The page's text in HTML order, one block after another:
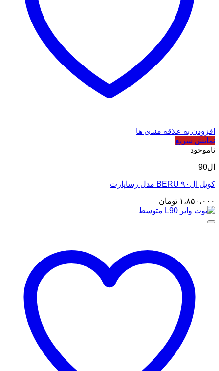
افزودن به علاقه مندی ها
نمایش سریع
ناموجود
ال90
کویل ال۹۰ BERU مدل رساپارت
۱،۸۵۰،۰۰۰ تومان